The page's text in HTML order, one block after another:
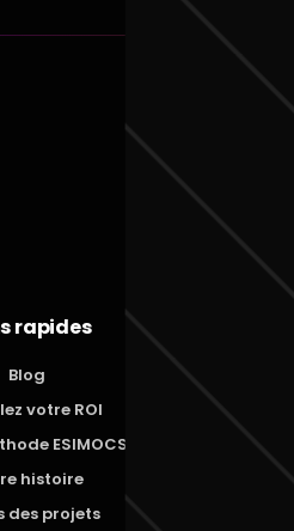
rapides
Blog
votre ROI
ESIMOCS
histoire
des projets